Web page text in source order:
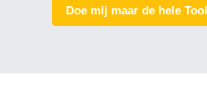
Doe mij maar de hele